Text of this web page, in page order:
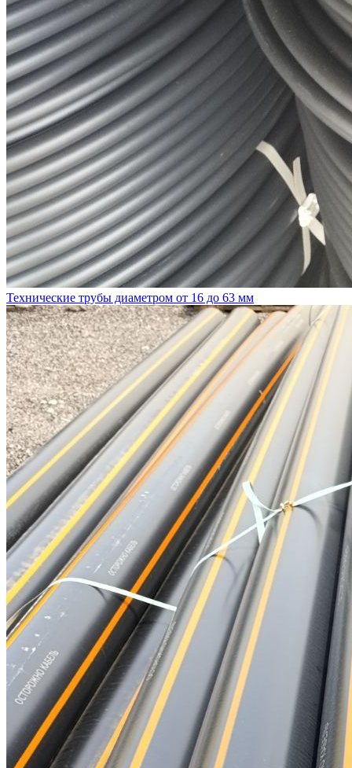
Технические трубы диаметром от 16 до 63 мм